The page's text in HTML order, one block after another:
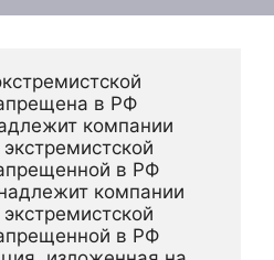
в РФ
компании
в РФ
компании
в РФ